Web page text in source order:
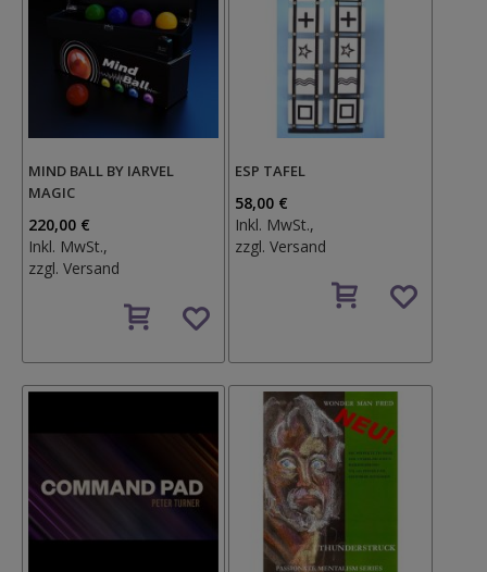
MIND BALL BY IARVEL
MAGIC
220,00 €
Inkl. MwSt.,
zzgl. Versand
den
ESP TAFEL
58,00 €
Inkl. MwSt.,
zzgl.Versand
den